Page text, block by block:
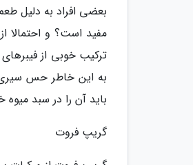
بعضی افراد به دلیل
مفید است؟ و احتمالا
ترکیب خوبی از
به این خاطر حس
باید آن را در سبد
گریپ فروت